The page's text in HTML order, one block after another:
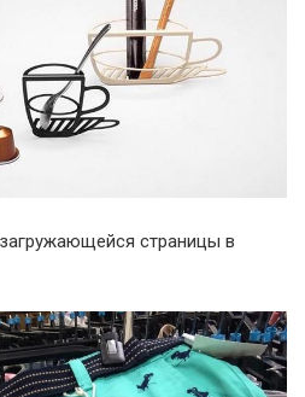
страницы в